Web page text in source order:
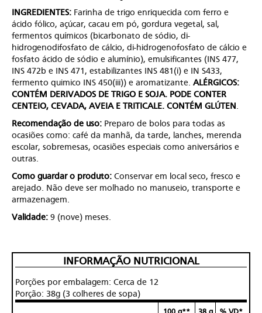
INGREDIENTES: Farinha de trigo enriquecida com ferro e
ácido fólico, açúcar, cacau em pó, gordura vegetal, sal,
fermentos químicos (bicarbonato de sódio, di-
hidrogenodifosfato de cálcio, di-hidrogenofosfato de cálcio e
fosfato ácido de sódio e alumínio), emulsificantes (INS 477,
INS 472b e INS 471, estabilizantes INS 481(i) e IN S433,
fermento quimico INS 450(iii)) e aromatizante. ALÉRGICOS:
CONTÉM DERIVADOS DE TRIGO E SOJA. PODE CONTER
CENTEIO, CEVADA, AVEIA E TRITICALE. CONTÉM GLÚTEN
Recomendação de uso: Preparo de bolos para todas as
ocasiões como: café da manhã, da tarde, lanches, merenda
escolar, sobremesas, ocasiões especiais como aniversários e
outras.
Como guardar o produto: Conservar em local seco, fresco e
arejado. Não deve ser molhado no manuseio, transporte e
armazenagem.
Validade: 9 (nove) meses.
INFORMAÇÃO NUTRICIONAL
Porções por embalagem: Cerca de 12
Porção: 38g (3 colheres de sopa)